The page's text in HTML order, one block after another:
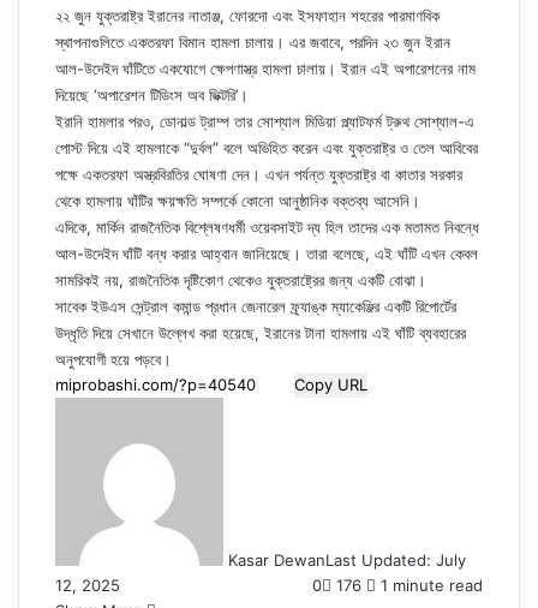
২২ জুন যুক্তরাষ্ট্র ইরানের নাতাঞ্জ, ফোরদো এবং ইসফাহান শহরের পারমাণবিক
স্থাপনাগুলিতে একতরফা বিমান হামলা চালায়। এর জবাবে, পরদিন ২৩ জুন ইরান
আল-উদেইদ ঘাঁটিতে একযোগে ক্ষেপণাস্ত্র হামলা চালায়। ইরান এই অপারেশনের নাম
দিয়েছে ‘অপারেশন টিডিংস অব ভিক্টরি’।
ইরানি হামলার পরও, ডোনাল্ড ট্রাম্প তার সোশ্যাল মিডিয়া প্ল্যাটফর্ম ট্রুথ সোশ্যাল-এ
পোস্ট দিয়ে এই হামলাকে “দুর্বল” বলে অভিহিত করেন এবং যুক্তরাষ্ট্র ও তেল আবিবের
পক্ষে একতরফা অস্ত্রবিরতির ঘোষণা দেন। এখন পর্যন্ত যুক্তরাষ্ট্র বা কাতার সরকার
থেকে হামলায় ঘাঁটির ক্ষয়ক্ষতি সম্পর্কে কোনো আনুষ্ঠানিক বক্তব্য আসেনি।
এদিকে, মার্কিন রাজনৈতিক বিশ্লেষণধর্মী ওয়েবসাইট দ্য হিল তাদের এক মতামত নিবন্ধে
আল-উদেইদ ঘাঁটি বন্ধ করার আহ্বান জানিয়েছে। তারা বলেছে, এই ঘাঁটি এখন কেবল
সামরিকই নয়, রাজনৈতিক দৃষ্টিকোণ থেকেও যুক্তরাষ্ট্রের জন্য একটি বোঝা।
সাবেক ইউএস সেন্ট্রাল কমান্ড প্রধান জেনারেল ফ্র্যাঙ্ক ম্যাকেঞ্জির একটি রিপোর্টের
উদ্ধৃতি দিয়ে সেখানে উল্লেখ করা হয়েছে, ইরানের টানা হামলায় এই ঘাঁটি ব্যবহারের
অনুপযোগী হয়ে পড়বে।
Copy URL
Kasar DewanLast Updated: July
12, 2025
0 176
1 minute read